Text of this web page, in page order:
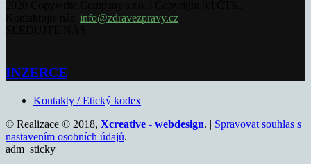
info@zdravezpravy.cz
INZERCE
Kontakty / Etický kodex
© Realizace © 2018, Xcreative - webdesign. | Spravovat souhlas s
nastavením osobních údajů.
adm_sticky